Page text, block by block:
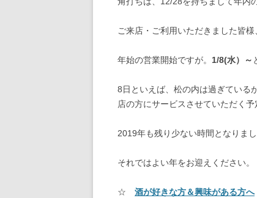
ご来店・ご利用いただきました皆
年始の営業開始ですが。 1/8(水）～
8日といえば、松の内は過ぎている
店の方にサービスさせていただく予
2019年も残り少ない時間となりま
それではよい年をお迎えください。
☆ 酒が好きな方＆興味がある方へ